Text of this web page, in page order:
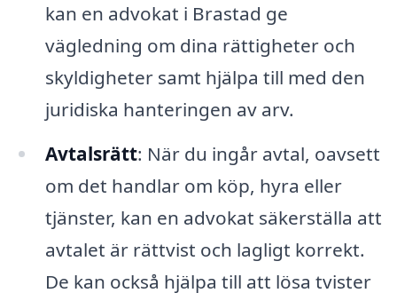
kan en advokat i Brastad ge
vägledning om dina rättigheter och
skyldigheter samt hjälpa till med den
juridiska hanteringen av arv.
Avtalsrätt: När du ingår avtal, oavsett
om det handlar om köp, hyra eller
tjänster, kan en advokat säkerställa att
avtalet är rättvist och lagligt korrekt.
De kan också hjälpa till att lösa tvister